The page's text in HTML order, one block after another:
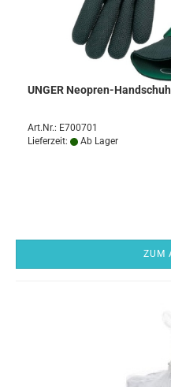
UNGER Neopren-
Art.Nr.: E700701
Lieferzeit:
Ab Lager
ZUM